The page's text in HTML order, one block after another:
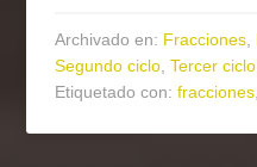
Archivado en: Fracciones,
Segundo ciclo,Tercer ciclo
Etiquetado con:fracciones,